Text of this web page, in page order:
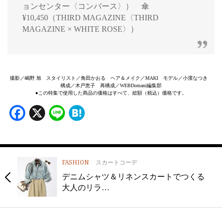
ョンセンター〈コンバース〉） 傘
¥10,450（THIRD MAGAZINE〈THIRD
MAGAZINE × WHITE ROSE〉）
撮影／嶋野 旭 スタイリスト／角田かおる ヘア＆メイク／MAKI モデル／小濱なつき
構成／木戸恵子 再構成／WEBDomani編集部
●この特集で使用した商品の価格はすべて、総額（税込）価格です。
Facebook
X Line
FASHION スカートコーデ
デニムシャツ＆リネンスカートでつくる
大人のリラ…